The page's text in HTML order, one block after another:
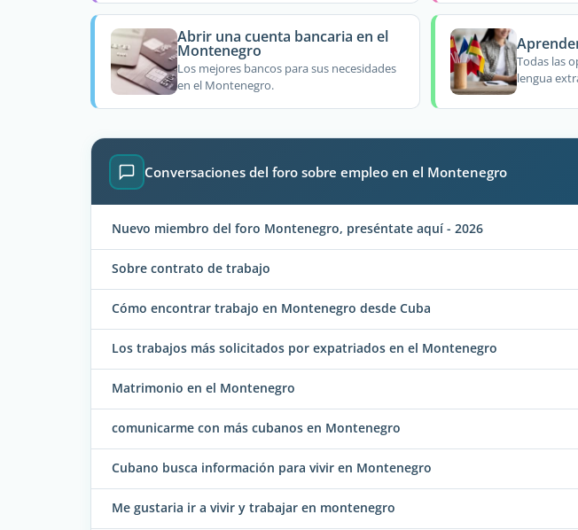
Abrir una cuenta bancaria en el
Montenegro
Los mejores bancos para sus necesidades
en el Montenegro.
Todas las
lengua
Conversaciones del foro sobre empleo en el Montenegro
Nuevo miembro del foro Montenegro, preséntate aquí - 2026
Sobre contrato de trabajo
Cómo encontrar trabajo en Montenegro desde Cuba
Los trabajos más solicitados por expatriados en el Montenegro
Matrimonio en el Montenegro
comunicarme con más cubanos en Montenegro
Cubano busca información para vivir en Montenegro
Me gustaria ir a vivir y trabajar en montenegro